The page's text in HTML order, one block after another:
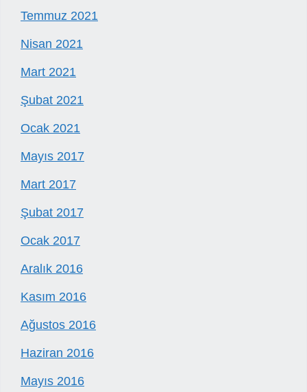
Temmuz 2021
Nisan 2021
Mart 2021
Şubat 2021
Ocak 2021
Mayıs 2017
Mart 2017
Şubat 2017
Ocak 2017
Aralık 2016
Kasım 2016
Ağustos 2016
Haziran 2016
Mayıs 2016